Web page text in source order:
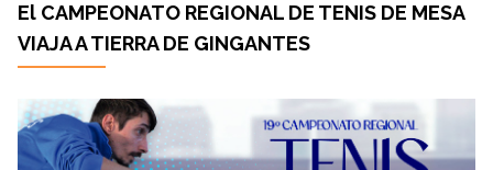
El CAMPEONATO REGIONAL DE TENIS DE MESA
VIAJA A TIERRA DE GINGANTES